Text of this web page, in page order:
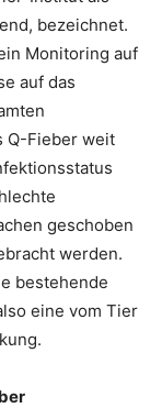
bezeichnet.
Monitoring auf
auf das
Q-Fieber weit
geschoben
werden.
bestehende
eine vom Tier